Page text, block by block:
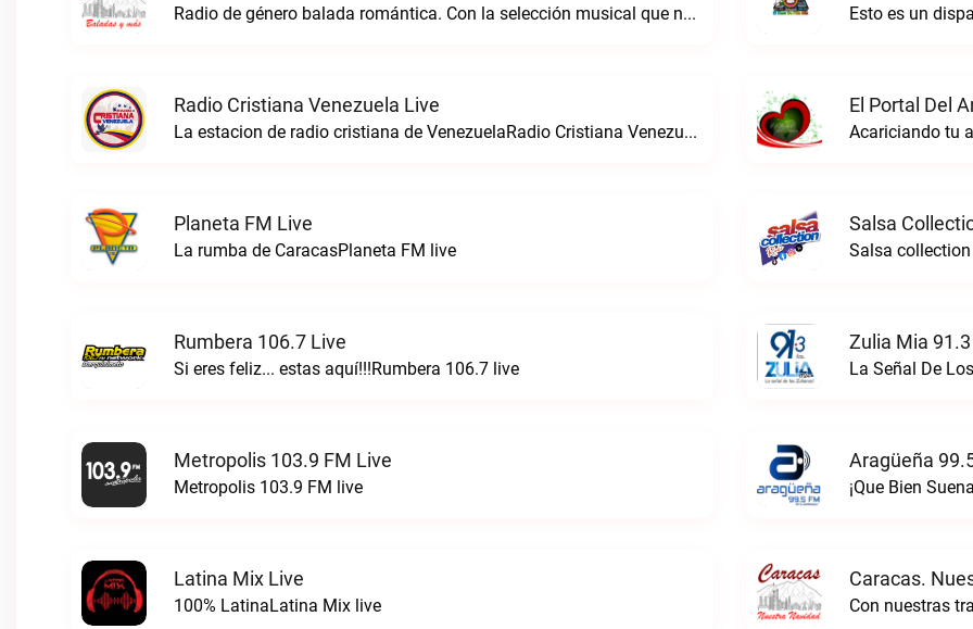
Radio de género balada romántica. Con la selección musical que nos gusta...Caracas. Baladas y más… live Esto es un
Radio Cristiana Venezuela Live
La estacion de radio cristiana de VenezuelaRadio Cristiana Venezuela live
El Portal Del
Acariciando tu
Planeta FM Live
La rumba de CaracasPlaneta FM live
Salsa
Salsa
Rumbera 106.7 Live
Si eres feliz... estas aquí!!!Rumbera 106.7 live
Zulia Mia
La Señal De
Metropolis 103.9 FM Live
Metropolis 103.9 FM live
Aragüeña
¡Que Bien
Latina Mix Live
100% LatinaLatina Mix live
Caracas.